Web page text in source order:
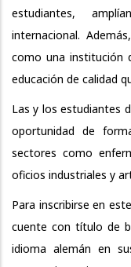
estudiantes,
internacional.
como una institución
educación de calidad
Las y los estudiantes
oportunidad de
sectores como
oficios industriales y
Para inscribirse en
cuente con título de
idioma alemán en